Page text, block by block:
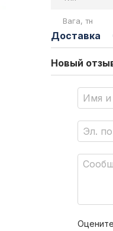
Вага, тн
Доставка
Новый